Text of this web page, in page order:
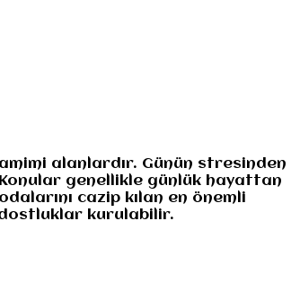
alanlardır. Günün stresinden
genellikle günlük hayattan
cazip kılan en önemli
kurulabilir.